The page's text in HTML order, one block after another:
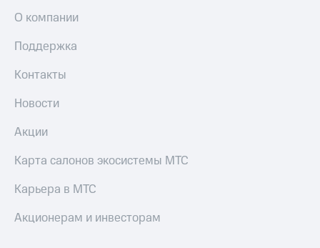
О компании
Поддержка
Контакты
Новости
Акции
Карта салонов экосистемы МТС
Карьера в МТС
Акционерам и инвесторам